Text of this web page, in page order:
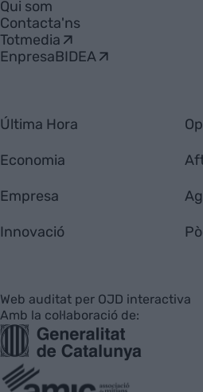
Qui som
Contacta'ns
Totmedia
EnpresaBIDEA
Última Hora
Economia
Empresa
Innovació
Web auditat per OJD interactiva
Amb la col·laboració de: